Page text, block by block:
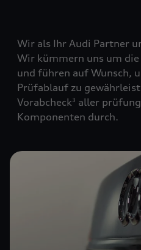
Wir als Ihr Audi Partner
Wir kümmern uns um
und führen auf Wunsch,
Prüfablauf zu
Vorabcheck3 aller
Komponenten durch.